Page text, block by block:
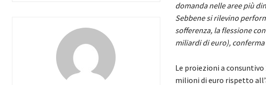
domanda nelle aree più
Sebbene si rilevino
sofferenza, la flessione
miliardi di euro), conferma
Le proiezioni a
milioni di euro rispetto